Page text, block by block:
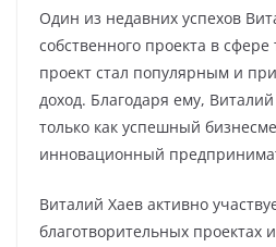
Один из недавних успехов
собственного проекта в сфере
проект стал популярным и
доход. Благодаря ему,
только как успешный
инновационный
Виталий Хаев активно
благотворительных проектах